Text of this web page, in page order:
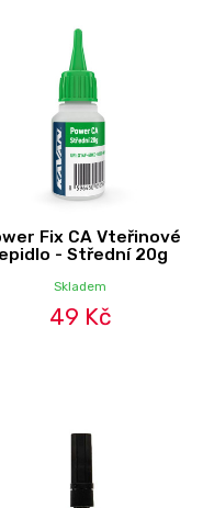
Fix CA Vteřinové
- Střední 20g
Skladem
49 Kč